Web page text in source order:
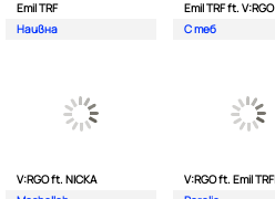
Emil TRF
Наивна
Emil TRF ft. V:RGO
С теб
V:RGO ft. NICKA